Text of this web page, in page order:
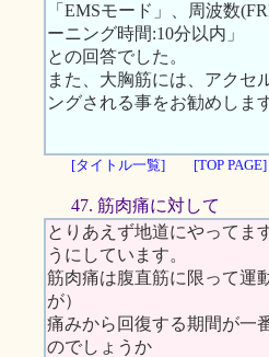
「EMSモード」、周波数
ーニング時間:10分以内」
との回答でした。
また、大胸筋には、アクセ
ングされる事をお勧めしま
[タイトル一覧]
[TOP PAGE]
47. 筋肉痛に対して
とりあえず地道にやってま
うにしています。
筋肉痛は腹直筋に限って運
が）
痛みから回復する期間が一
のでしょうか